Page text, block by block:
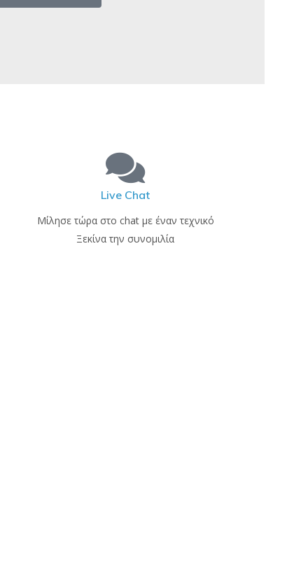
Live Chat
Μίλησε τώρα στο chat με έναν τεχνικό
Ξεκίνα την συνομιλία